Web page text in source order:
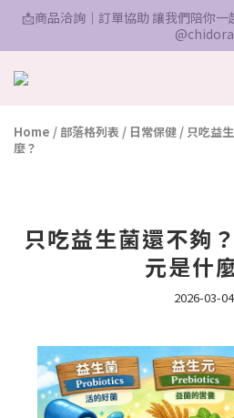
📩商品洽詢｜訂單協助 讓我們陪你一
@chidora
Home / 部落格列表 / 日常保健 / 只吃益
麼？
只吃益生菌還不夠
元是什
2026-03-04